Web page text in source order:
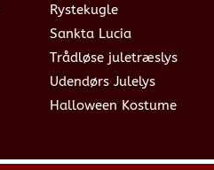
Rystekugle
Sankta Lucia
Trådløse juletræslys
Udendørs Julelys
Halloween Kostume